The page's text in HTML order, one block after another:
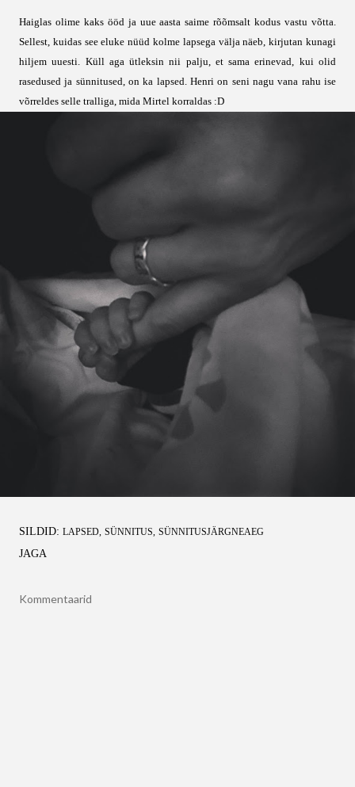
Haiglas olime kaks ööd ja uue aasta saime rõõmsalt kodus vastu võtta.
Sellest, kuidas see eluke nüüd kolme lapsega välja näeb, kirjutan kunagi
hiljem uuesti. Küll aga ütleksin nii palju, et sama erinevad, kui olid
rasedused ja sünnitused, on ka lapsed. Henri on seni nagu vana rahu ise
võrreldes selle tralliga, mida Mirtel korraldas :D
SILDID: LAPSED SÜNNITUS SÜNNITUSJÄRGNEAEG
JAGA
Kommentaarid